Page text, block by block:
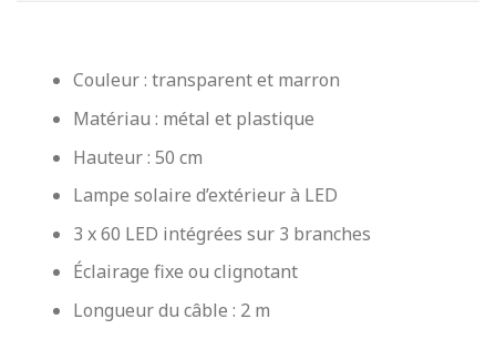
Couleur : transparent et marron
Matériau : métal et plastique
Hauteur : 50 cm
Lampe solaire d’extérieur à LED
3 x 60 LED intégrées sur 3 branches
Éclairage fixe ou clignotant
Longueur du câble : 2 m